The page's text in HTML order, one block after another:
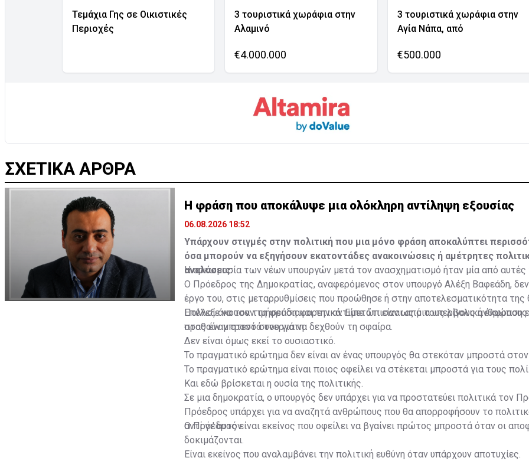
Τεμάχια Γης σε Οικιστικές
Περιοχές
3 τουριστικά χωράφια στην
Αλαμινό
€4.000.000
3 τουριστικά χωράφια στην
Αγία Νάπα, από
€500.000
ΣΧΕΤΙΚΑ ΑΡΘΡΑ
Η φράση που αποκάλυψε μια ολόκληρη αντίληψη εξουσίας
06.08.2026 18:52
Υπάρχουν στιγμές στην πολιτική που μια μόνο φράση αποκαλύπτει
όσα μπορούν να εξηγήσουν εκατοντάδες ανακοινώσεις ή αμέτρητες
αναλύσεις.
Η ορκωμοσία των νέων υπουργών μετά τον ανασχηματισμό ήταν μία από αυτές
Ο Πρόεδρος της Δημοκρατίας, αναφερόμενος στον υπουργό Αλέξη Βαφεάδη,
έργο του, στις μεταρρυθμίσεις που προώθησε ή στην αποτελεσματικότητα της
Επέλεξε να τον τιμήσει διαφορετικά. Είπε ότι είναι από τους λίγους
σταθούν μπροστά του για να δεχθούν τη σφαίρα.
Πολλοί άκουσαν τη φράση και την αντιμετώπισαν ως μια υπερβολική έκφραση
προς έναν στενό συνεργάτη.
Δεν είναι όμως εκεί το ουσιαστικό.
Το πραγματικό ερώτημα δεν είναι αν ένας υπουργός θα στεκόταν μπροστά
Το πραγματικό ερώτημα είναι ποιος οφείλει να στέκεται μπροστά για τους
Και εδώ βρίσκεται η ουσία της πολιτικής.
Σε μια δημοκρατία, ο υπουργός δεν υπάρχει για να προστατεύει πολιτικά τον
Πρόεδρος υπάρχει για να αναζητά ανθρώπους που θα απορροφήσουν το
αντί γι' αυτόν.
Ο Πρόεδρος είναι εκείνος που οφείλει να βγαίνει πρώτος μπροστά όταν οι
δοκιμάζονται.
Είναι εκείνος που αναλαμβάνει την πολιτική ευθύνη όταν υπάρχουν αποτυχίες.